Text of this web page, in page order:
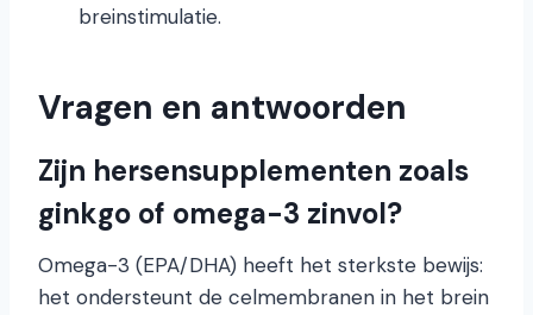
breinstimulatie.
Vragen en antwoorden
Zijn hersensupplementen zoals
ginkgo of omega-3 zinvol?
Omega-3 (EPA/DHA) heeft het sterkste bewijs:
het ondersteunt de celmembranen in het brein